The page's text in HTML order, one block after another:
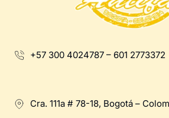
+57 300 4024787 – 601 2773372
Cra. 111a # 78-18, Bogotá –